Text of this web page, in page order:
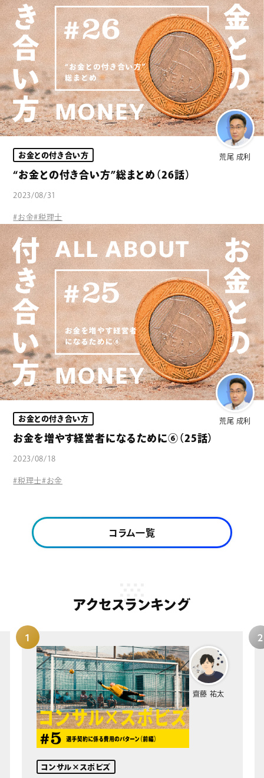
荒尾 成利
お金との付き合い方
“お金との付き合い方”総まとめ（26話）
2023/08/31
#お金#税理士
荒尾 成利
お金との付き合い方
お金を増やす経営者になるために⑥（25話）
2023/08/18
#税理士#お金
コラム一覧
アクセスランキング
齋藤 祐太
コンサル×スポビズ